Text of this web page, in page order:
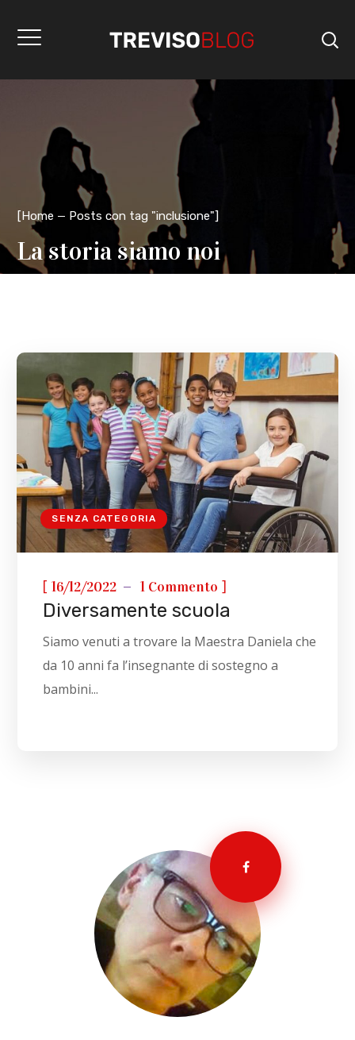
[Home Posts con tag "inclusione"]
La storia siamo noi
SENZA CATEGORIA
[16/12/2022 1 Commento ]
Diversamente scuola
Siamo venuti a trovare la Maestra Daniela che
da 10 anni fa l’insegnante di sostegno a
bambini...